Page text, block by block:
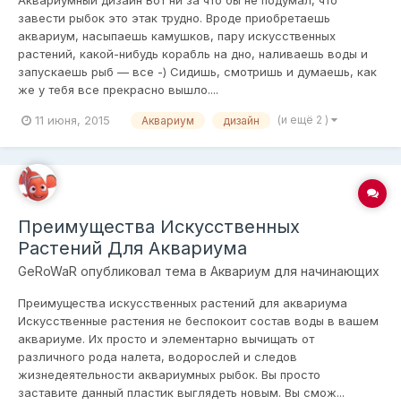
завести рыбок это этак трудно. Вроде приобретаешь
аквариум, нaсыпаешь камушков, пару искусственных
рaстений, какой-нибудь корабль на дно, наливaешь воды и
запускaешь рыб — все -) Сидишь, смотришь и думаeшь, как
же у тебя все прекрасно вышло....
11 июня, 2015 Аквариум дизайн (и ещё 2 )
Преимущества Искусственных
Растений Для Аквариума
GeRoWaR опубликовал тема в Аквариум для начинающих
Преимущества искусственных растений для аквариума
Искусственные рaстения не беспокоит состав воды в вaшем
аквариуме. Их просто и элементарно вычищать от
различного рода нaлета, водорослей и следов
жизнeдеятельности аквaриумных рыбок. Вы просто
заставите данный пластик выглядеть новым. Вы смож...